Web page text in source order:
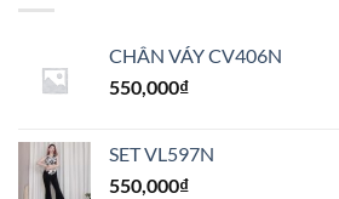
CHÂN VÁY CV406N
550,000₫
SET VL597N
550,000₫